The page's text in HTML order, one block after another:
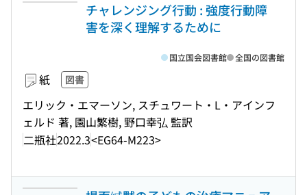
チャレンジング行動 : 強度行動障
害を深く理解するために
紙 図書
エリック・エマーソン, スチュワート・L・アインフ
ェルド 著, 園山繁樹, 野口幸弘 監訳
二瓶社2022.3<EG64-M223>
国立国会図書館 全国の図書館